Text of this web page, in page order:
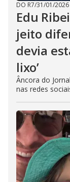
DO R7/31/01/2026
Edu
jeito
devia
lixo’
Âncora do
nas redes